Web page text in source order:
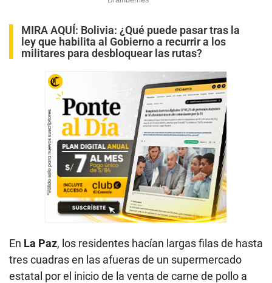
MIRA AQUÍ: Bolivia: ¿Qué puede pasar tras la
ley que habilita al Gobierno a recurrir a los
militares para desbloquear las rutas?
En La Paz, los residentes hacían largas filas de hasta
tres cuadras en las afueras de un supermercado
estatal por el inicio de la venta de carne de pollo a